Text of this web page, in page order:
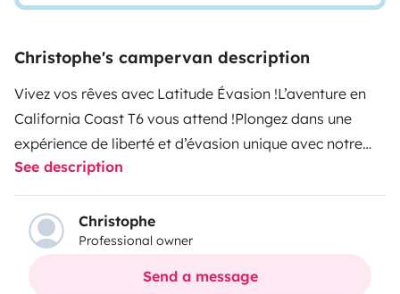
Christophe's campervan description
Vivez vos rêves avec Latitude Évasion !L’aventure en
California Coast T6 vous attend !Plongez dans une
expérience de liberté et d’évasion unique avec notre
van California Coast T6, pensé pour les amoureux du
voyage et de la nature.Grâce à ses équipements de
qualité et son confort incomparable, chaque étape
devient une invitation à la détente et à la
Pourquoi choisir notre van ? Imaginez-vous
See description
Christophe
Professional owner
Send a message